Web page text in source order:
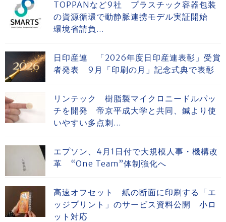
TOPPANなど9社 プラスチック容器包装
の資源循環で動静脈連携モデル実証開始
環境省請負...
日印産連 「2026年度日印産連表彰」受賞
者発表 9月「印刷の月」記念式典で表彰
リンテック 樹脂製マイクロニードルパッ
チを開発 帝京平成大学と共同、鍼より使
いやすい多点刺...
エプソン、4月1日付で大規模人事・機構改
革 “One Team”体制強化へ
高速オフセット 紙の断面に印刷する「エ
ッジプリント」のサービス資料公開 小ロ
ット対応